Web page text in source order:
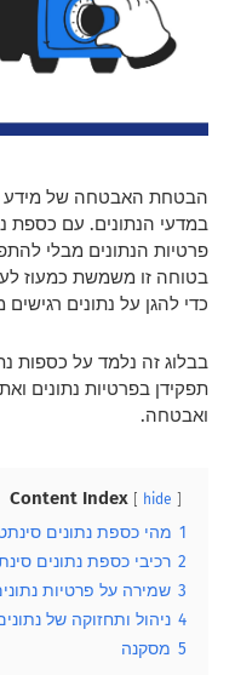
הבטחת האבטחה של מידע
במדעי הנתונים. עם כספת
פרטיות הנתונים מבלי
בטוחה זו משמשת כמעוז
כדי להגן על נתונים רגישים
בבלוג זה נלמד על כספות
תפקידן בפרטיות נתונים
ואבטחה.
Content Index hide
1 מהי כספת נתונים
2 רכיבי כספת נתונים
3 שמירה על פרטיות
4 ניהול ותחזוקה של
5 מסקנה